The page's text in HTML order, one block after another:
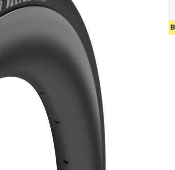
ГРН • БЕЗКОШТОВНА ДОСТАВКА НА